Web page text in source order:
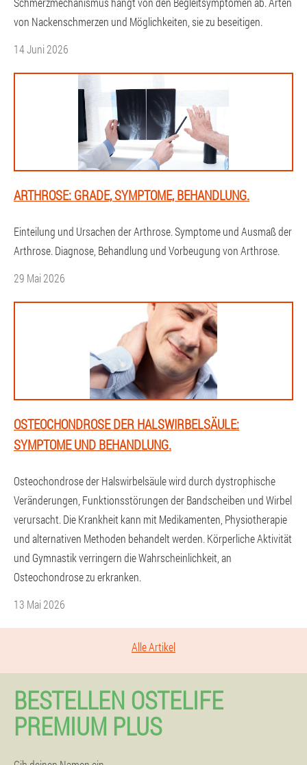
von Nackenschmerzen und Möglichkeiten, sie zu beseitigen.
14 Juni 2026
ARTHROSE: GRADE, SYMPTOME, BEHANDLUNG.
Einteilung und Ursachen der Arthrose. Symptome und Ausmaß der
Arthrose. Diagnose, Behandlung und Vorbeugung von Arthrose.
29 Mai 2026
OSTEOCHONDROSE DER HALSWIRBELSÄULE:
SYMPTOME UND BEHANDLUNG.
Osteochondrose der Halswirbelsäule wird durch dystrophische
Veränderungen, Funktionsstörungen der Bandscheiben und Wirbel
verursacht. Die Krankheit kann mit Medikamenten, Physiotherapie
und alternativen Methoden behandelt werden. Körperliche Aktivität
und Gymnastik verringern die Wahrscheinlichkeit, an
Osteochondrose zu erkranken.
13 Mai 2026
Alle Artikel
BESTELLEN OSTELIFE
PREMIUM PLUS